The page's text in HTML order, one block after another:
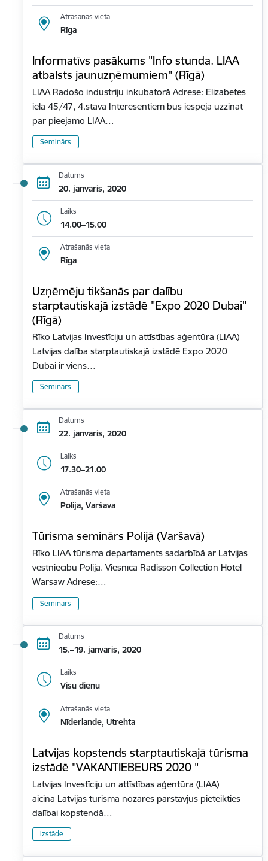
Atrašanās vieta
Rīga
Informatīvs pasākums "Info stunda. LIAA
atbalsts jaunuzņēmumiem" (Rīgā)
LIAA Radošo industriju inkubatorā Adrese: Elizabetes
iela 45/47, 4.stāvā Interesentiem būs iespēja uzzināt
par pieejamo LIAA…
Seminārs
Datums
20. janvāris, 2020
Laiks
14.00–15.00
Atrašanās vieta
Rīga
Uzņēmēju tikšanās par dalību
starptautiskajā izstādē "Expo 2020 Dubai"
(Rīgā)
Rīko Latvijas Investīciju un attīstības aģentūra (LIAA)
Latvijas dalība starptautiskajā izstādē Expo 2020
Dubai ir viens…
Seminārs
Datums
22. janvāris, 2020
Laiks
17.30–21.00
Atrašanās vieta
Polija, Varšava
Tūrisma seminārs Polijā (Varšavā)
Rīko LIAA tūrisma departaments sadarbībā ar Latvijas
vēstniecību Polijā. Viesnīcā Radisson Collection Hotel
Warsaw Adrese:…
Seminārs
Datums
15.–19. janvāris, 2020
Laiks
Visu dienu
Atrašanās vieta
Nīderlande, Utrehta
Latvijas kopstends starptautiskajā tūrisma
izstādē "VAKANTIEBEURS 2020 "
Latvijas Investīciju un attīstības aģentūra (LIAA)
aicina Latvijas tūrisma nozares pārstāvjus pieteikties
dalībai kopstendā…
Izstāde